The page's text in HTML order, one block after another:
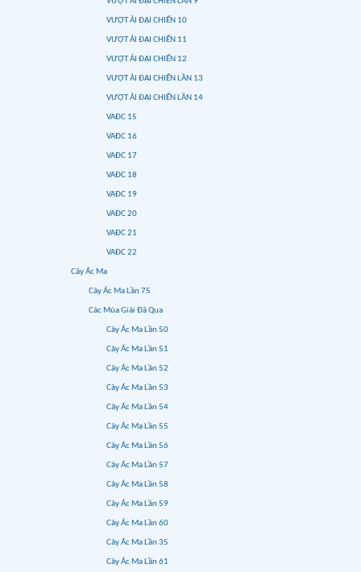
VƯỢT ẢI ĐẠI CHIẾN 10
VƯỢT ẢI ĐẠI CHIẾN 11
VƯỢT ẢI ĐẠI CHIẾN 12
VƯỢT ẢI ĐẠI CHIẾN LẦN 13
VƯỢT ẢI ĐẠI CHIẾN LẦN 14
VAĐC 15
VAĐC 16
VAĐC 17
VAĐC 18
VAĐC 19
VAĐC 20
VAĐC 21
VAĐC 22
Cây Ác Ma
Cây Ác Ma Lần 75
Các Mùa Giải Đã Qua
Cây Ác Ma Lần 50
Cây Ác Ma Lần 51
Cây Ác Ma Lần 52
Cây Ác Ma Lần 53
Cây Ác Ma Lần 54
Cây Ác Ma Lần 55
Cây Ác Ma Lần 56
Cây Ác Ma Lần 57
Cây Ác Ma Lần 58
Cây Ác Ma Lần 59
Cây Ác Ma Lần 60
Cây Ác Ma Lần 35
Cây Ác Ma Lần 61